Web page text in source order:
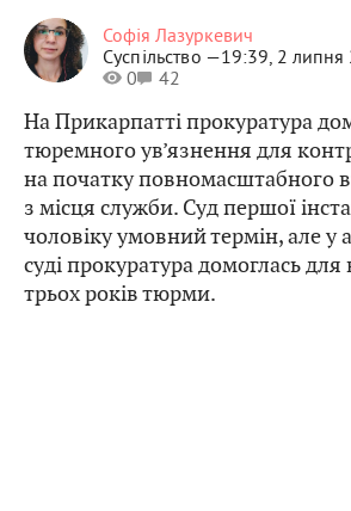
Софія Лазуркевич
Суспільство —19:39, 2 липня
0
42
На Прикарпатті прокуратура
тюремного ув’язнення для
на початку повномасштабного
з місця служби. Суд першої
чоловіку умовний термін, але у
суді прокуратура домоглась для
трьох років тюрми.